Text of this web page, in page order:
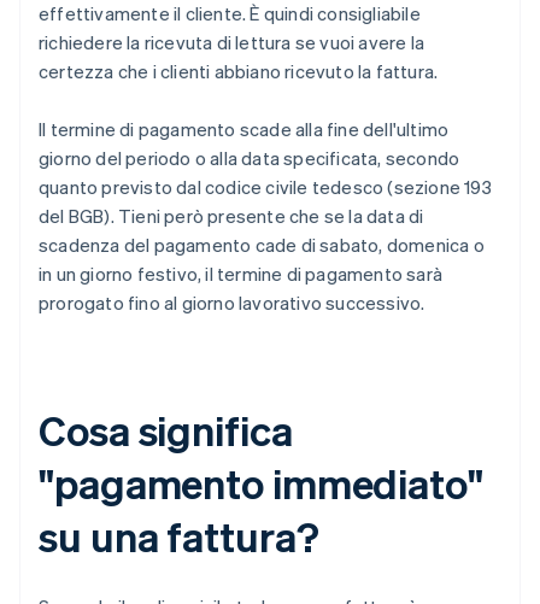
effettivamente il cliente. È quindi consigliabile
richiedere la ricevuta di lettura se vuoi avere la
certezza che i clienti abbiano ricevuto la fattura.
Il termine di pagamento scade alla fine dell'ultimo
giorno del periodo o alla data specificata, secondo
quanto previsto dal codice civile tedesco (sezione 193
del BGB). Tieni però presente che se la data di
scadenza del pagamento cade di sabato, domenica o
in un giorno festivo, il termine di pagamento sarà
prorogato fino al giorno lavorativo successivo.
Cosa significa
"pagamento immediato"
su una fattura?